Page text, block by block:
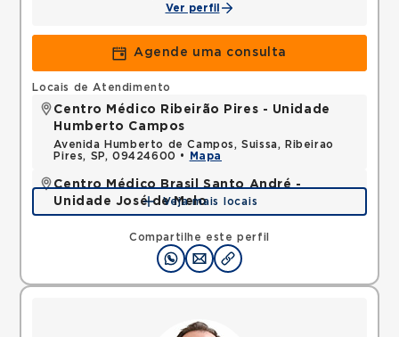
Ver perfil
Agende uma consulta
Compartilhe este perfil
Locais de Atendimento
Centro Médico Ribeirão Pires - Unidade
Humberto Campos
Avenida Humberto de Campos, Suissa, Ribeirao
Pires, SP, 09424600 •
Mapa
Centro Médico Brasil Santo André -
Unidade José de Melo
Rua Jose de Melo, Vila Dora, Santo Andre, SP,
09030580 •Mapa
Veja mais locais